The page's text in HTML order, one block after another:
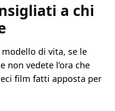
a chi
di vita, se le
non vedete l’ora che
film fatti apposta per